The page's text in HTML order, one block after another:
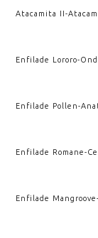
Atacamita II-
Enfilade Lororo-
Enfilade Pollen-
Enfilade Romane-
Enfilade Mangroove